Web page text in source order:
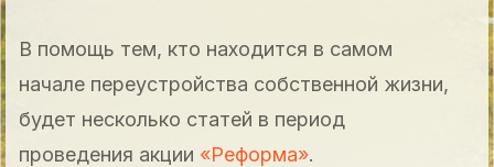
В помощь тем, кто находится в самом
начале переустройства собственной жизни,
будет несколько статей в период
проведения акции «Реформа».